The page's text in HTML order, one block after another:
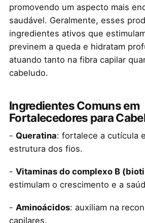
promovendo um aspecto mais
saudável. Geralmente, esses
ingredientes ativos que
previnem a queda e hidratam
atuando tanto na fibra capilar
cabeludo.
Ingredientes Comuns em
Fortalecedores para
- Queratina: fortalece a cutícula
estrutura dos fios.
- Vitaminas do complexo B
estimulam o crescimento e a
- Aminoácidos: auxiliam na
capilares.